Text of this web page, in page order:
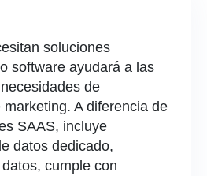
soluciones
software ayudará a las
de
A diferencia de
SAAS, incluye
datos dedicado,
cumple con